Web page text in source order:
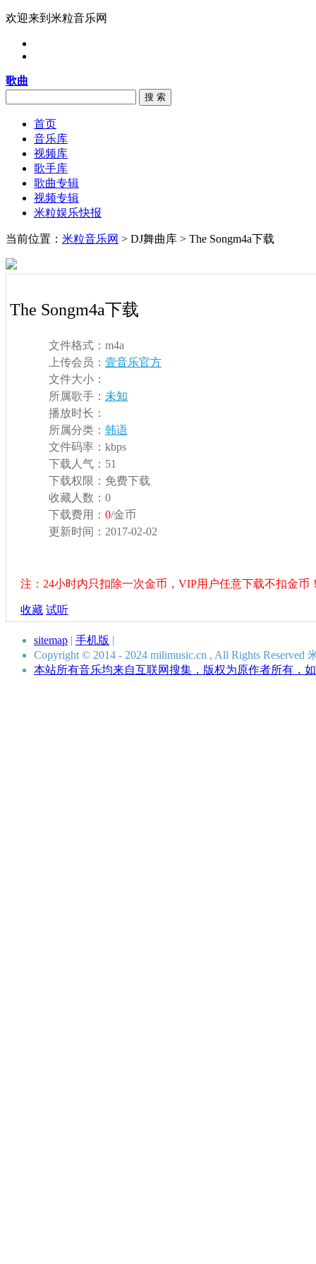
欢迎来到米粒音乐网
歌曲
搜 索
首页
音乐库
视频库
歌手库
歌曲专辑
视频专辑
米粒娱乐快报
当前位置： 米粒音乐网 > DJ舞曲库 > The Songm4a下载
The Songm4a下载
文件格式： m4a
上传会员： 壹音乐官方
文件大小：
所属歌手： 未知
播放时长：
所属分类： 韩语
文件码率： kbps
下载人气： 51
下载权限： 免费下载
收藏人数： 0
下载费用： 0/金币
更新时间： 2017-02-02
注：24小时内只扣除一次金币，VIP用户任意下载不扣金币
收藏 试听
sitemap | 手机版 |
Copyright © 2014 - 2024 milimusic.cn , All Rights Reserved
本站所有音乐均来自互联网搜集，版权为原作者所有，